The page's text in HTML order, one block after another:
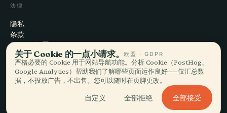
法律
隐私
条款
Cookie 设置
注销账户
© 2026 Audiala · 制作于瑞士莫尔日，也在路上、在云端
EN · FR · DE · ES · IT · PT · JA · ZH · HI · RU · CS · AR
关于 Cookie 的一点小请求。欧盟 · GDPR
严格必要的 Cookie 用于网站导航功能。分析 Cookie（PostHog、
Google Analytics）帮助我们了解哪些页面运作良好——仅汇总数
据，不投放广告，不出售。您可以随时在页脚更改。
自定义 全部拒绝 全部接受